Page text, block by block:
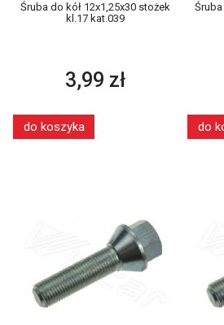
Śruba do kół 12x1,25x30 stożek
kl.17 kat.039
3,99 zł
do koszyka do